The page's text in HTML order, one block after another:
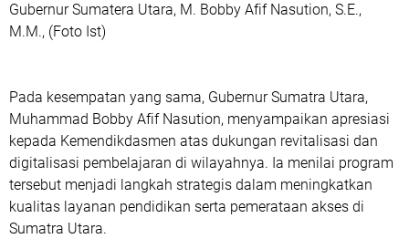
Gubernur Sumatera Utara, M. Bobby Afif Nasution, S.E.,
M.M., (Foto Ist)
Pada kesempatan yang sama, Gubernur Sumatra Utara,
Muhammad Bobby Afif Nasution, menyampaikan apresiasi
kepada Kemendikdasmen atas dukungan revitalisasi dan
digitalisasi pembelajaran di wilayahnya. Ia menilai program
tersebut menjadi langkah strategis dalam meningkatkan
kualitas layanan pendidikan serta pemerataan akses di
Sumatra Utara.